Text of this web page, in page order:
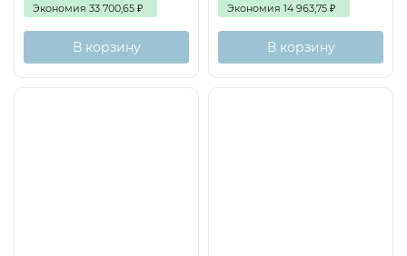
Экономия 33 700,65 ₽
В корзину
Экономия 14 963,75 ₽
В корзину